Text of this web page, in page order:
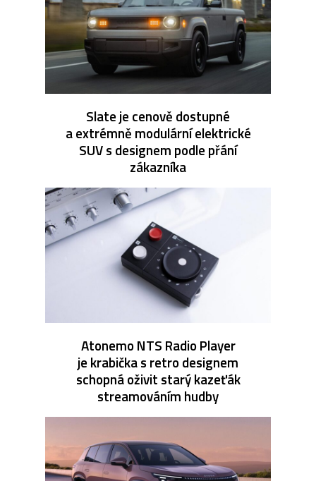
Slate je cenově dostupné
a extrémně modulární elektrické
SUV s designem podle přání
zákazníka
Atonemo NTS Radio Player
je krabička s retro designem
schopná oživit starý kazeťák
streamováním hudby